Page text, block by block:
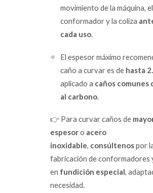
movimiento de la máquina, el
conformador y la coliza
cada uso.
El espesor máximo
caño a curvar es de hasta
aplicado a caños comunes
al carbono.
👉 Para curvar caños de
espesoro acero
inoxidable, consúltenospor
fabricación de conformadores
en fundición especial,
necesidad.